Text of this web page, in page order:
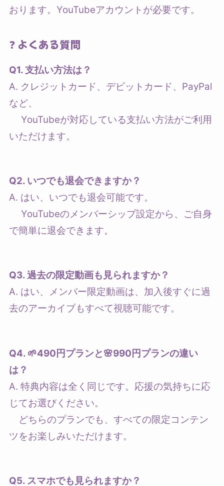
おります。YouTubeアカウントが必要です。
❓ よくある質問
Q1. 支払い方法は？
A. クレジットカード、デビットカード、PayPal
など、
YouTubeが対応している支払い方法がご利用
いただけます。
Q2. いつでも退会できますか？
A. はい、いつでも退会可能です。
YouTubeのメンバーシップ設定から、ご自身
で簡単に退会できます。
Q3. 過去の限定動画も見られますか？
A. はい、メンバー限定動画は、加入後すぐに過
去のアーカイブもすべて視聴可能です。
Q4. 🌱490円プランと🌸990円プランの違い
は？
A. 特典内容は全く同じです。応援の気持ちに応
じてお選びください。
どちらのプランでも、すべての限定コンテン
ツをお楽しみいただけます。
Q5. スマホでも見られますか？